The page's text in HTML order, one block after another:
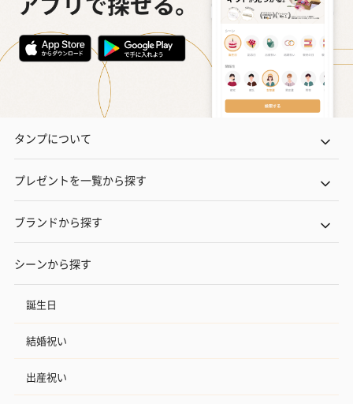
タンプについて
プレゼントを一覧から探す
ブランドから探す
シーンから探す
誕生日
結婚祝い
出産祝い